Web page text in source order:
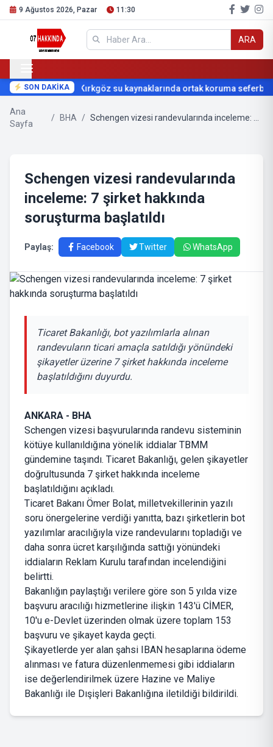
9 Ağustos 2026, Pazar 11:30
ARA
SON DAKİKA Kırkgöz su kaynaklarında ortak koruma
Ana
Sayfa
/ BHA /
Schengen vizesi randevularında
inceleme: 7 şirket hakkında
soruşturma başlatıldı
Paylaş: Facebook Twitter WhatsApp
Ticaret Bakanlığı, bot yazılımlarla alınan
randevuların ticari amaçla satıldığı yönündeki
şikayetler üzerine 7 şirket hakkında inceleme
başlatıldığını duyurdu.
ANKARA - BHA
Schengen vizesi başvurularında randevu sisteminin
kötüye kullanıldığına yönelik iddialar TBMM
gündemine taşındı. Ticaret Bakanlığı, gelen şikayetler
doğrultusunda 7 şirket hakkında inceleme
başlatıldığını açıkladı.
Ticaret Bakanı Ömer Bolat, milletvekillerinin yazılı
soru önergelerine verdiği yanıtta, bazı şirketlerin bot
yazılımlar aracılığıyla vize randevularını topladığı ve
daha sonra ücret karşılığında sattığı yönündeki
iddiaların Reklam Kurulu tarafından incelendiğini
belirtti.
Bakanlığın paylaştığı verilere göre son 5 yılda vize
başvuru aracılığı hizmetlerine ilişkin 143'ü CİMER,
10'u e-Devlet üzerinden olmak üzere toplam 153
başvuru ve şikayet kayda geçti.
Şikayetlerde yer alan şahsi IBAN hesaplarına ödeme
alınması ve fatura düzenlenmemesi gibi iddiaların
ise değerlendirilmek üzere Hazine ve Maliye
Bakanlığı ile Dışişleri Bakanlığına iletildiği bildirildi.